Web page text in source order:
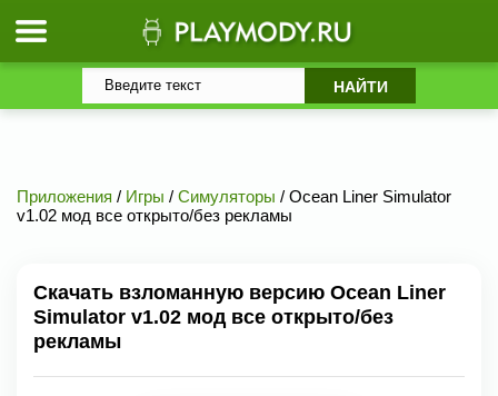
Приложения / Игры / Симуляторы / Ocean Liner Simulator
v1.02 мод все открыто/без рекламы
Скачать взломанную версию Ocean Liner
Simulator v1.02 мод все открыто/без
рекламы